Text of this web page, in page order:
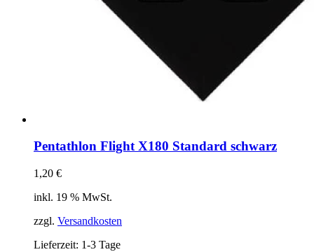
Pentathlon Flight X180 Standard schwarz
1,20 €
inkl. 19 % MwSt.
zzgl. Versandkosten
Lieferzeit: 1-3 Tage